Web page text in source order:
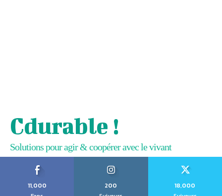
Cdurable !
Solutions pour agir & coopérer avec le vivant
11,000
200
18,000